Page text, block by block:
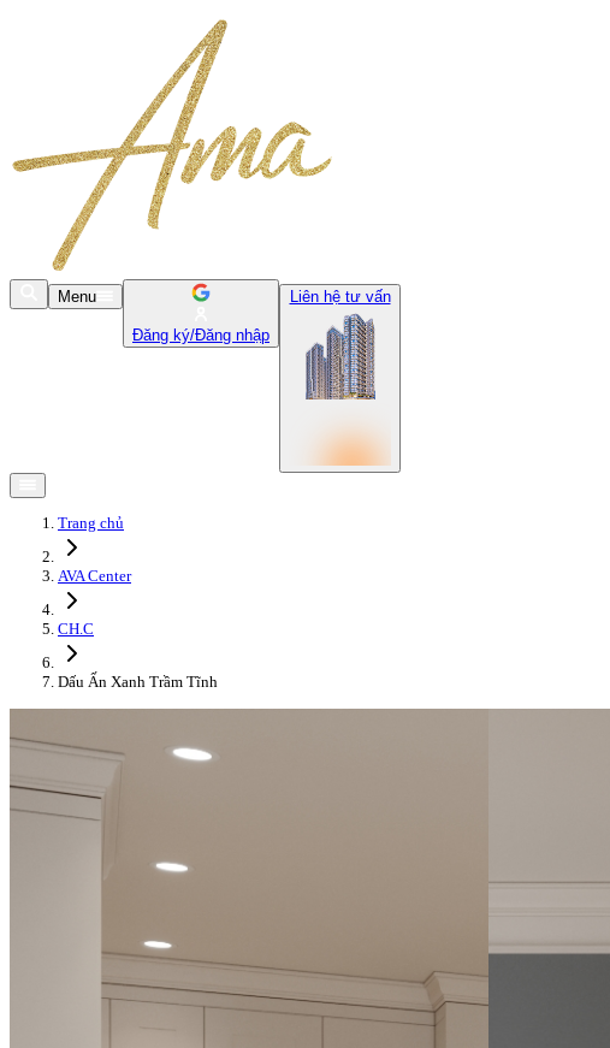
Menu
Đăng ký/Đăng nhập
Liên hệ tư vấn
Trang chủ
AVA Center
CH.C
Dấu Ấn Xanh Trầm Tĩnh